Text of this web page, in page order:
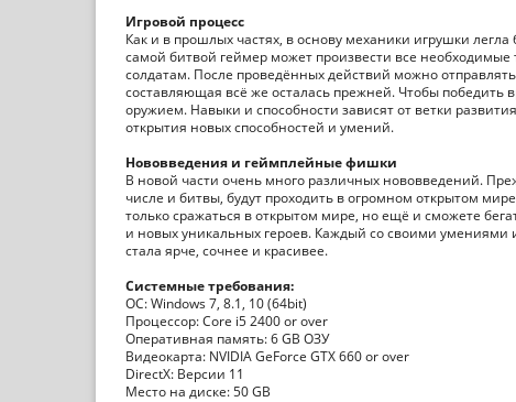
Игровой процесс
Как и в прошлых частях, в основу механики игрушки
самой битвой геймер может произвести все
солдатам. После проведённых действий можно
составляющая всё же осталась прежней. Чтобы победить
оружием. Навыки и способности зависят от ветки
открытия новых способностей и умений.
Нововведения и геймплейные фишки
В новой части очень много различных нововведений.
числе и битвы, будут проходить в огромном открытом
только сражаться в открытом мире, но ещё и сможете
и новых уникальных героев. Каждый со своими
стала ярче, сочнее и красивее.
Системные требования:
ОС: Windows 7, 8.1, 10 (64bit)
Процессор: Core i5 2400 or over
Оперативная память: 6 GB ОЗУ
Видеокарта: NVIDIA GeForce GTX 660 or over
DirectX: Версии 11
Место на диске: 50 GB